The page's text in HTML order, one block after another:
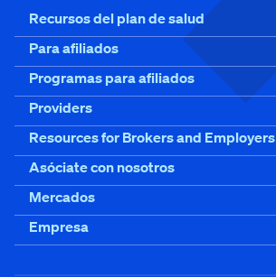
Recursos del plan de salud
Para afiliados
Programas para afiliados
Providers
Resources for Brokers and Employers
Asóciate con nosotros
Mercados
Empresa